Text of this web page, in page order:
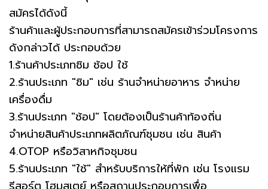
สมัครได้ดังนี้
ร้านค้าและผู้ประกอบการที่สามารถสมัครเข้าร่วมโครงการ
ดังกล่าวได้ ประกอบด้วย
1.ร้านค้าประเภทชิม ช้อป ใช้
2.ร้านประเภท "ชิม" เช่น ร้านจำหน่ายอาหาร จำหน่าย
เครื่องดื่ม
3.ร้านประเภท "ช้อป" โดยต้องเป็นร้านค้าท้องถิ่น
จำหน่ายสินค้าประเภทผลิตภัณฑ์ชุมชน เช่น สินค้า
4.OTOP หรือวิสาหกิจชุมชน
5.ร้านประเภท "ใช้" สำหรับบริการให้ที่พัก เช่น โรงแรม